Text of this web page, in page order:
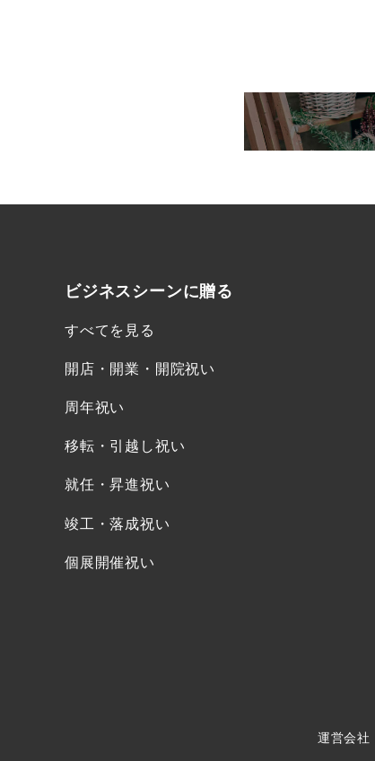
ビジネスシーンに贈る
すべてを見る
開店・開業・開院祝い
周年祝い
移転・引越し祝い
就任・昇進祝い
竣工・落成祝い
個展開催祝い
運営会社